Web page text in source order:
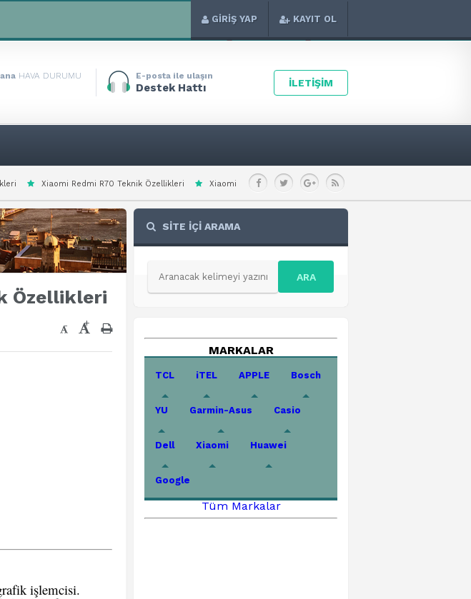
GİRİŞ YAP KAYIT OL
HAVA DURUMU E-posta ile ulaşın
Destek Hattı İLETİŞİM
R70 Teknik Özellikleri Xiaomi Redmi Note 15 Special Teknik Özellikleri Xiaomi Redmi A7 Pro 4G Teknik
Özellikleri
- +
işlemcisi.
SİTE İÇİ ARAMA
ARA
MARKALAR
TCL iTEL APPLE Bosch
YU Garmin-Asus Casio
Dell Xiaomi Huawei
Google
Tüm Markalar